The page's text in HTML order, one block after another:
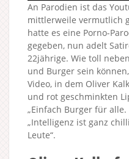
An Parodien ist das
mittlerweile vermutlich
hatte es eine Porno-
gegeben, nun adelt
22jährige. Wie toll
und Burger sein
Video, in dem Oliver
und rot geschminkten
„Einfach Burger für
„Intelligenz ist ganz
Leute“.